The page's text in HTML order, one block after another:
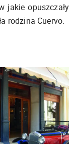
jakie opuszczały
rodzina Cuervo.